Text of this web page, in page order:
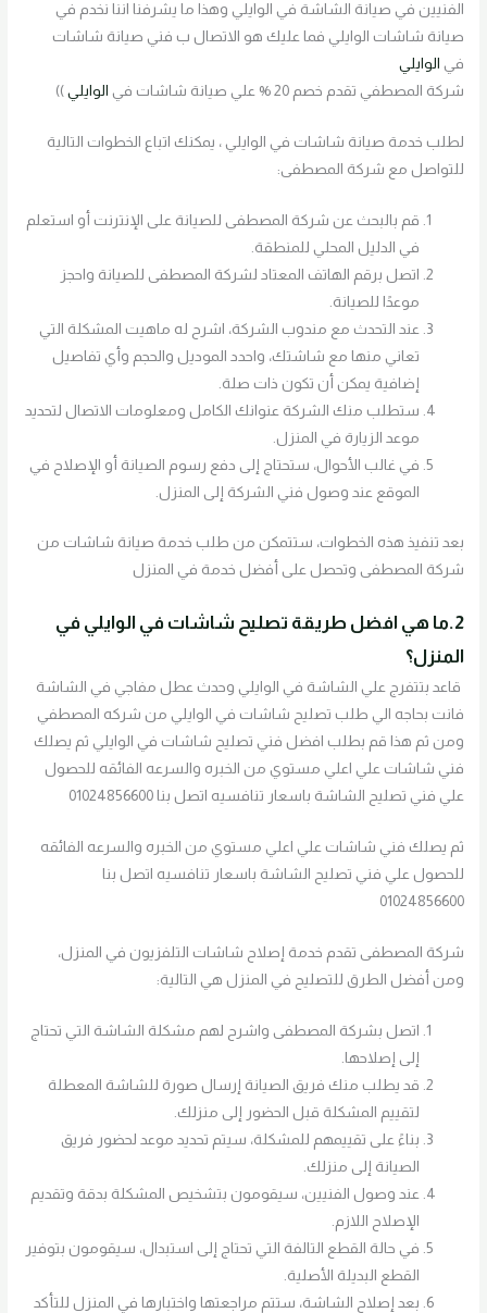
الفنيين في صيانة الشاشة في الوايلي وهذا ما يشرفنا اننا نخدم في
صيانة شاشات الوايلي فما عليك هو الاتصال ب فني صيانة شاشات
في الوايلي
شركة المصطفي تقدم خصم 20 % علي صيانة شاشات في
الوايلي))
لطلب خدمة صيانة شاشات في الوايلي ، يمكنك اتباع الخطوات التالية
للتواصل مع شركة المصطفى:
قم بالبحث عن شركة المصطفى للصيانة على الإنترنت أو استعلم
في الدليل المحلي للمنطقة.
اتصل برقم الهاتف المعتاد لشركة المصطفى للصيانة واحجز
موعدًا للصيانة.
عند التحدث مع مندوب الشركة، اشرح له ماهيت المشكلة التي
تعاني منها مع شاشتك، واحدد الموديل والحجم وأي تفاصيل
إضافية يمكن أن تكون ذات صلة.
ستطلب منك الشركة عنوانك الكامل ومعلومات الاتصال لتحديد
موعد الزيارة في المنزل.
في غالب الأحوال، ستحتاج إلى دفع رسوم الصيانة أو الإصلاح في
الموقع عند وصول فني الشركة إلى المنزل.
بعد تنفيذ هذه الخطوات، ستتمكن من طلب خدمة صيانة شاشات من
شركة المصطفى وتحصل على أفضل خدمة في المنزل
2.ما هي افضل طريقة تصليح شاشات في الوايلي في
المنزل؟
قاعد بتتفرج علي الشاشة في الوايلي وحدث عطل مفاجي في الشاشة
فانت بحاجه الي طلب تصليح شاشات في الوايلي من شركه المصطفي
ومن ثم هذا قم بطلب افضل فني تصليح شاشات في الوايلي ثم يصلك
فني شاشات علي اعلي مستوي من الخبره والسرعه الفائقه للحصول
علي فني تصليح الشاشة باسعار تنافسيه اتصل بنا 01024856600
ثم يصلك فني شاشات علي اعلي مستوي من الخبره والسرعه الفائقه
للحصول علي فني تصليح الشاشة باسعار تنافسيه اتصل بنا
01024856600
شركة المصطفى تقدم خدمة إصلاح شاشات التلفزيون في المنزل،
ومن أفضل الطرق للتصليح في المنزل هي التالية:
اتصل بشركة المصطفى واشرح لهم مشكلة الشاشة التي تحتاج
إلى إصلاحها.
قد يطلب منك فريق الصيانة إرسال صورة للشاشة المعطلة
لتقييم المشكلة قبل الحضور إلى منزلك.
بناءً على تقييمهم للمشكلة، سيتم تحديد موعد لحضور فريق
الصيانة إلى منزلك.
عند وصول الفنيين، سيقومون بتشخيص المشكلة بدقة وتقديم
الإصلاح اللازم.
في حالة القطع التالفة التي تحتاج إلى استبدال، سيقومون بتوفير
القطع البديلة الأصلية.
بعد إصلاح الشاشة، ستتم مراجعتها واختبارها في المنزل للتأكد